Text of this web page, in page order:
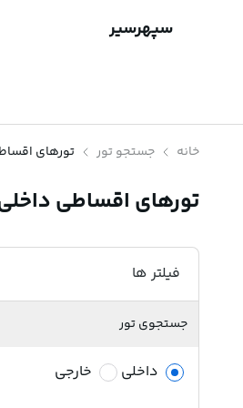
سپهرسیر
خانه جستجو تور تورهای
تورهای اقساطی
فیلتر ها
جستجوی تور
داخلی خارجی